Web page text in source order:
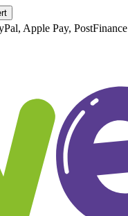
Apple Pay, PostFinance